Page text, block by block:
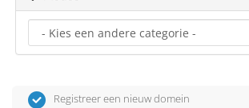
Registreer een nieuw domein